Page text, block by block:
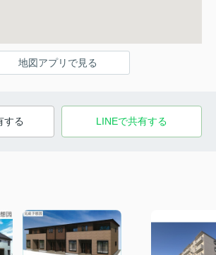
地図アプリで見る
する LINEで共有する